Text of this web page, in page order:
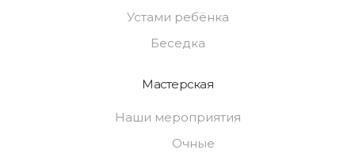
Устами ребёнка
Беседка
Мастерская
Наши мероприятия
Очные